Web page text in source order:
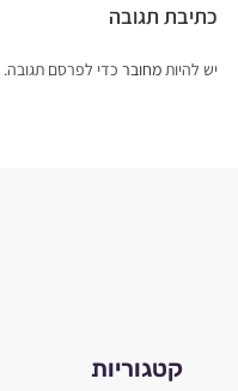
כתיבת תגובה
יש להיותמחובר כדי לפרסם תגובה.
קטגוריות